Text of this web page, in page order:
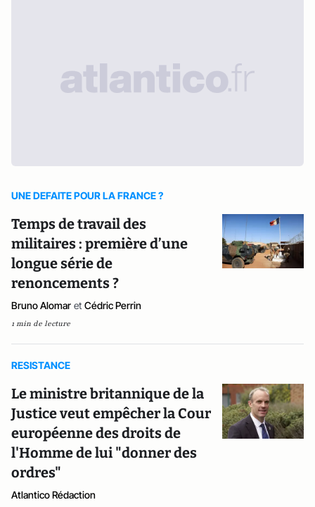
UNE DEFAITE POUR LA FRANCE ?
Temps de travail des
militaires : première d’une
longue série de
renoncements ?
Bruno Alomar et Cédric Perrin
1 min de lecture
RESISTANCE
Le ministre britannique de la
Justice veut empêcher la Cour
européenne des droits de
l'Homme de lui "donner des
ordres"
Atlantico Rédaction